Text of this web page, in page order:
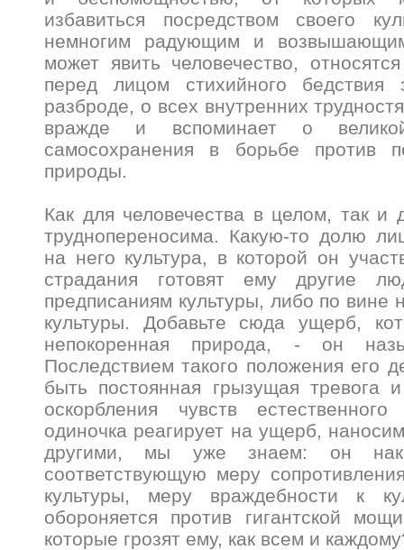
избавиться посредством своего
немногим радующим и
может явить человечество,
перед лицом стихийного
разброде, о всех внутренних
вражде и вспоминает о
самосохранения в борьбе против
природы.
Как для человечества в целом, так и
труднопереносима. Какую-то долю
на него культура, в которой он
страдания готовят ему другие
предписаниям культуры, либо по вине
культуры. Добавьте сюда ущерб,
непокоренная природа, - он
Последствием такого положения его
быть постоянная грызущая тревога
оскорбления чувств
одиночка реагирует на ущерб,
другими, мы уже знаем: он
соответствующую меру
культуры, меру враждебности к
обороняется против гигантской
которые грозят ему, как всем и